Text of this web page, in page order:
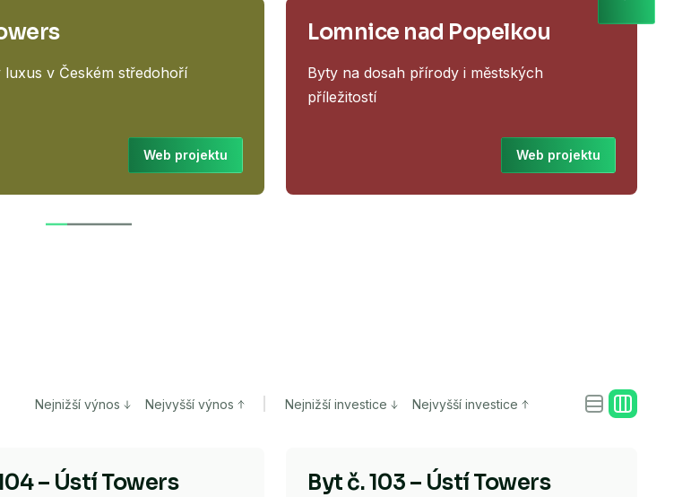
luxus v Českém středohoří
Web projektu
Lomnice nad Popelkou
Byty na dosah přírody i městských
příležitostí
Web projektu
Nejnižší výnos Nejvyšší výnos Nejnižší investice Nejvyšší investice
– Ústí Towers Byt č. 103 – Ústí Towers